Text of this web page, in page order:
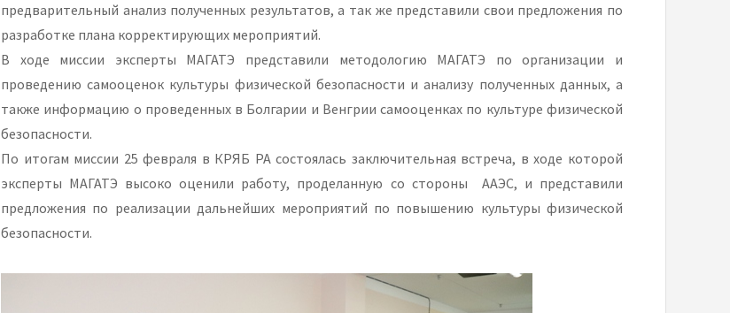
предварительный анализ полученных результатов, а так же представили свои предложения по
разработке плана корректирующих мероприятий.
В ходе миссии эксперты МАГАТЭ представили методологию МАГАТЭ по организации и
проведению самооценок культуры физической безопасности и анализу полученных данных, а
также информацию о проведенных в Болгарии и Венгрии самооценках по культуре физической
безопасности.
По итогам миссии 25 февраля в КРЯБ РА состоялась заключительная встреча, в ходе которой
эксперты МАГАТЭ высоко оценили работу, проделанную со стороны ААЭС, и представили
предложения по реализации дальнейших мероприятий по повышению культуры физической
безопасности.